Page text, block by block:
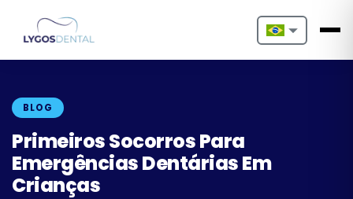
Nederlands
Deutsch
BLOG
Primeiros Socorros Para
Emergências Dentárias Em
Crianças